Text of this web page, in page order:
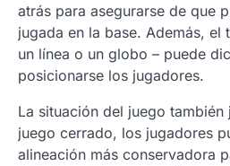
atrás para asegurarse de que
jugada en la base. Además, el
un línea o un globo – puede
posicionarse los jugadores.
La situación del juego también
juego cerrado, los jugadores
alineación más conservadora